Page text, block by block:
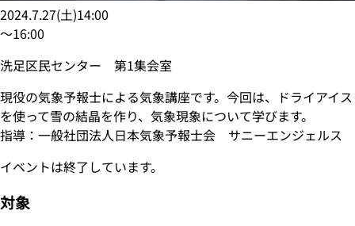
2024.7.27(土)14:00
〜16:00
洗足区民センター 第1集会室
現役の気象予報士による気象講座です。今回は、ドライアイス
を使って雪の結晶を作り、気象現象について学びます。
指導：一般社団法人日本気象予報士会 サニーエンジェルス
イベントは終了しています。
対象